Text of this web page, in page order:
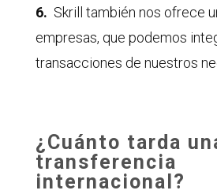
6. Skrill también nos ofrece
empresas, que podemos
transacciones de nuestros
¿Cuánto tarda
transferencia
internacional?